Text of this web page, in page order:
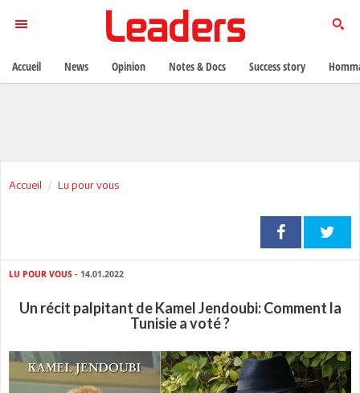
Accueil Lu pour vous
LU POUR VOUS - 14.01.2022
Un récit palpitant de Kamel Jendoubi: Comment la
Tunisie a voté ?
Accueil News Opinion Notes & Docs Success story